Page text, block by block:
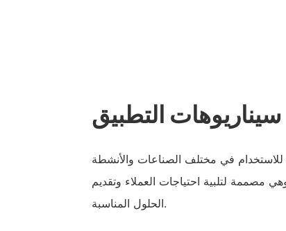
سيناريوهات التطبيق
للاستخدام في مختلف الصناعات والأنشطة
مصممة لتلبية احتياجات العملاء وتقديم
الحلول المناسبة.